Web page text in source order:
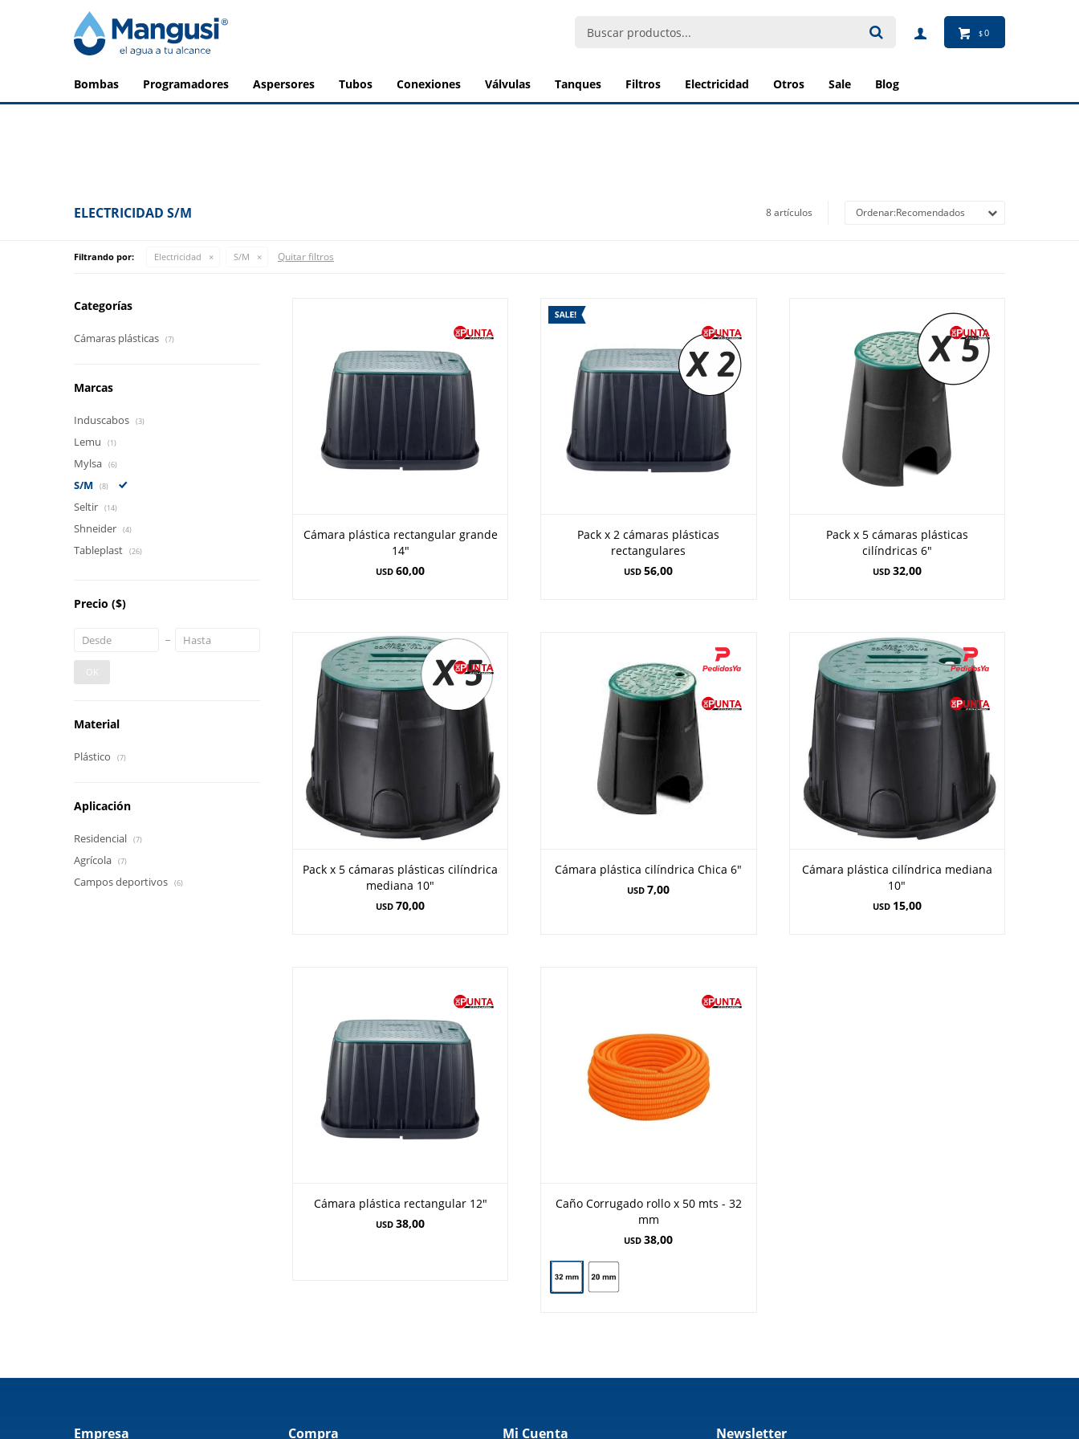
bombas programadores aspersores tubos conexiones válvulas tanques filtros electricidad otros sale blog
$0
ELECTRICIDAD S/M 8 artículos Recomendados
Filtrando por: Electricidad S/M Quitar filtros
Cámara plástica rectangular grande
14"
USD 60,00
Pack x 2 cámaras plásticas
rectangulares
USD 56,00
Pack x 5 cámaras plásticas
cilíndricas 6"
USD 32,00
Pack x 5 cámaras plásticas cilíndrica
mediana 10"
USD 70,00
Cámara plástica cilíndrica Chica 6"
USD 7,00
Cámara plástica cilíndrica mediana
10"
USD 15,00
Cámara plástica rectangular 12"
USD 38,00
Caño Corrugado rollo x 50 mts - 32
mm
USD 38,00
Categorías
Cámaras plásticas (7)
Marcas
Induscabos (3)
Lemu (1)
Mylsa (6)
S/M (8)
Seltir (14)
Shneider (4)
Tableplast (26)
Precio ($)
OK
Material
Plástico (7)
Aplicación
Residencial (7)
Agrícola (7)
Campos deportivos (6)
Empresa Compra Mi Cuenta Newsletter